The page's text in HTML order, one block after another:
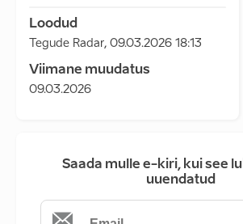
Loodud
Tegude Radar, 09.03.2026 18:13
Viimane muudatus
09.03.2026
Saada mulle e-kiri, kui see
uuendatud